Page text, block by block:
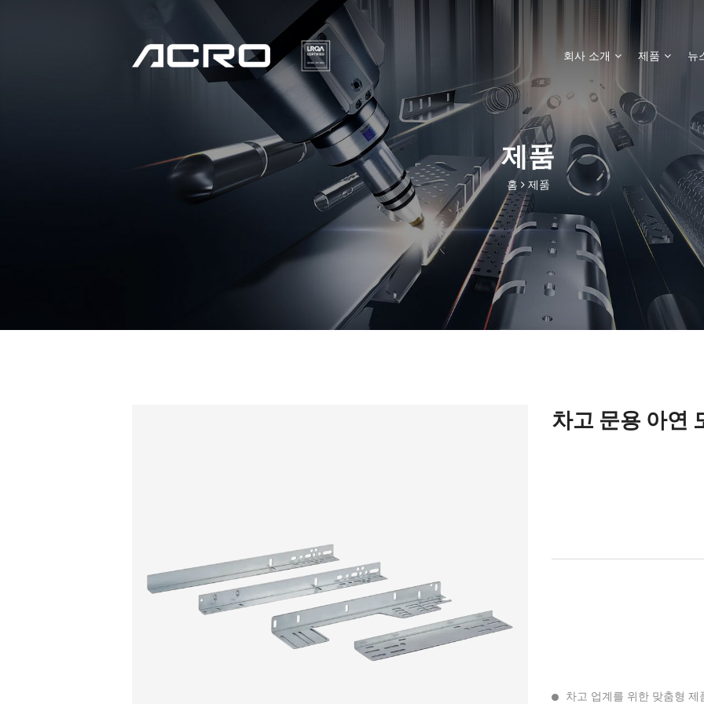
회사 소개 제품 뉴
제품
홈 제품
차고 문용 아연
차고 업계를 위한 맞춤형 제